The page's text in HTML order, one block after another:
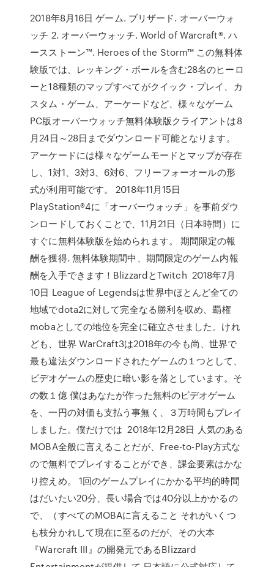
2018年8月16日 ゲーム. ブリザード. オーバーウォ
ッチ 2. オーバーウォッチ. World of Warcraft®. ハ
ースストーン™. Heroes of the Storm™ この無料体
験版では、レッキング・ボールを含む28名のヒーロ
ーと18種類のマップすべてがクイック・プレイ、カ
スタム・ゲーム、アーケードなど、様々なゲーム
PC版オーバーウォッチ無料体験版クライアントは8
月24日～28日までダウンロード可能となります。
アーケードには様々なゲームモードとマップが存在
し、1対1、3対3、6対6、フリーフォーオールの形
式が利用可能です。 2018年11月15日
PlayStation®4に「オーバーウォッチ」を事前ダウ
ンロードしておくことで、11月21日（日本時間）に
すぐに無料体験版を始められます。 期間限定の報
酬を獲得. 無料体験期間中、期間限定のゲーム内報
酬を入手できます！BlizzardとTwitch 2018年7月
10日 League of Legendsは世界中ほとんど全ての
地域でdota2に対して完全なる勝利を収め、覇権
mobaとしての地位を完全に確立させました。けれ
ども、世界 WarCraft3は2018年の今も尚、世界で
最も違法ダウンロードされたゲームの１つとして、
ビデオゲームの歴史に暗い影を落としています。そ
の数１億 僕はあなたが作った無料のビデオゲーム
を、一円の対価も支払う事無く、３万時間もプレイ
しました。僕だけでは 2018年12月28日 人気のある
MOBA全般に言えることだが、Free-to-Play方式な
ので無料でプレイすることができ、課金要素はかな
り控えめ。 1回のゲームプレイにかかる平均的時間
はだいたい20分、長い場合では40分以上かかるの
で、（すべてのMOBAに言えること それがいくつ
も枝分かれして現在に至るのだが、その大本
『Warcraft III』の開発元であるBlizzard